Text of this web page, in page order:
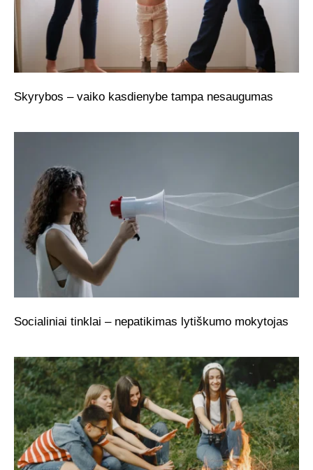
Skyrybos – vaiko kasdienybe tampa nesaugumas
Socialiniai tinklai – nepatikimas lytiškumo mokytojas